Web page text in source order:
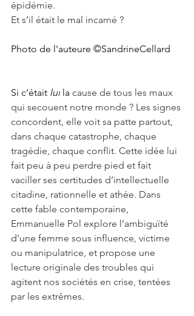
épidémie.
Et s’il était le mal incarné ?
Photo de l'auteure ©SandrineCellard
Si c’était lui la cause de tous les maux
qui secouent notre monde ? Les signes
concordent, elle voit sa patte partout,
dans chaque catastrophe, chaque
tragédie, chaque conflit. Cette idée lui
fait peu à peu perdre pied et fait
vaciller ses certitudes d’intellectuelle
citadine, rationnelle et athée. Dans
cette fable contemporaine,
Emmanuelle Pol explore l’ambiguïté
d’une femme sous influence, victime
ou manipulatrice, et propose une
lecture originale des troubles qui
agitent nos sociétés en crise, tentées
par les extrêmes.